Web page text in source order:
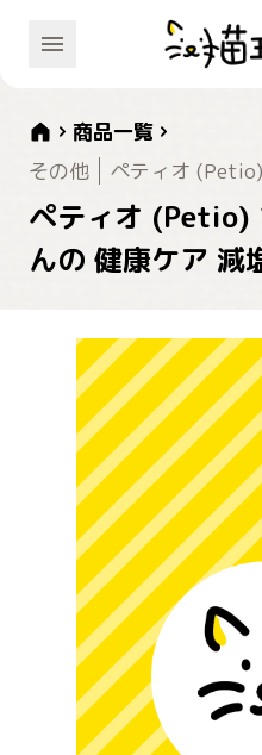
商品一覧
その他
ペティオ (Petio)
ペティオ (Petio)
んの 健康ケア 減